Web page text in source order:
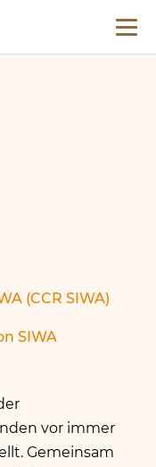
Menü
(CCR SIWA)
SIWA
vor immer
Gemeinsam